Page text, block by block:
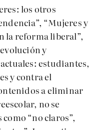
los otros
“Mujeres y
la reforma liberal”,
y
estudiantes,
y contra el
a eliminar
no se
“no claros”,